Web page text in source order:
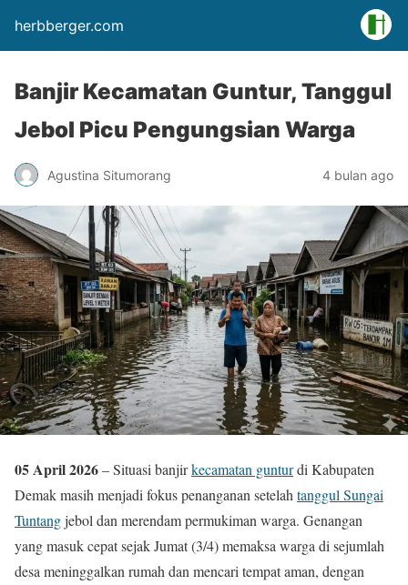
herbberger.com
Banjir Kecamatan Guntur, Tanggul
Jebol Picu Pengungsian Warga
Agustina Situmorang 4 bulan ago
05 April 2026– Situasi banjirkecamatan gunturdi Kabupaten
Demak masih menjadi fokus penanganan setelah tanggul Sungai
Tuntangjebol dan merendam permukiman warga. Genangan
yang masuk cepat sejak Jumat (3/4) memaksa warga di sejumlah
desa meninggalkan rumah dan mencari tempat aman, dengan